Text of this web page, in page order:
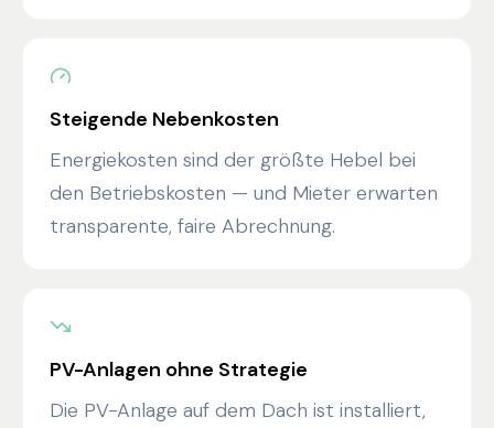
Steigende Nebenkosten
Energiekosten sind der größte Hebel bei
den Betriebskosten — und Mieter erwarten
transparente, faire Abrechnung.
PV-Anlagen ohne Strategie
Die PV-Anlage auf dem Dach ist installiert,